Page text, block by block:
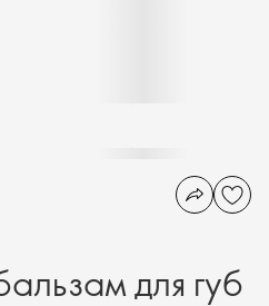
для губ